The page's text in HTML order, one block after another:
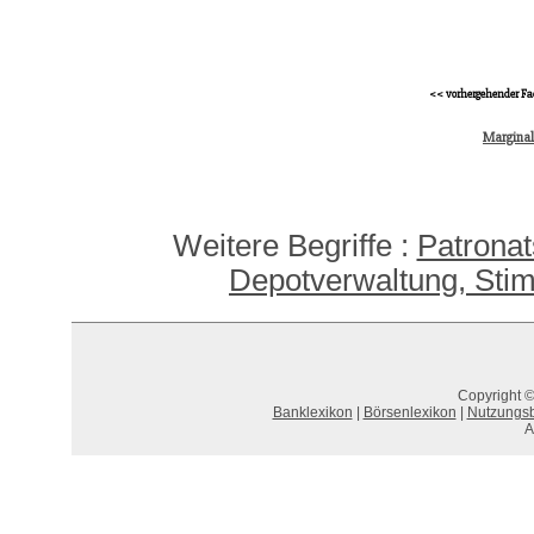
<< vorhergehender
Weitere Begriffe :
Depotverwaltung,
Copyright
Banklexikon
Börsenlexikon